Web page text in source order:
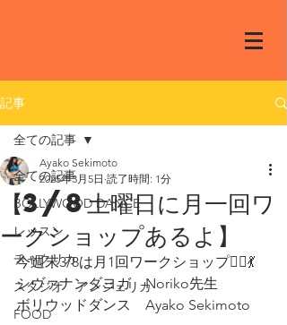
記事
全ての記事
BOLLYWOOD DANCE
レッスン
チャクリカ
スタジオ アンジェリカ
FOOD
全ての記事
【3/8土曜日に月一回ワ
ークショップあるよ】
Ayako Sekimoto
2025年3月5日 読了時間: 1分
今週末3/8は月1回ワークショップ🧘‍♀️💃
シヴァナンダヨガ　Noriko先生
ボリウッドダンス　Ayako Sekimoto